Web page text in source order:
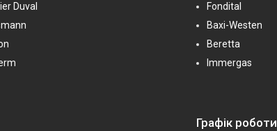
Duval
Fondital
Baxi-Westen
Beretta
Immergas
Графік роботи